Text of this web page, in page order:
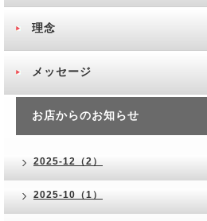
理念
メッセージ
お店からのお知らせ
2025-12（2）
2025-10（1）